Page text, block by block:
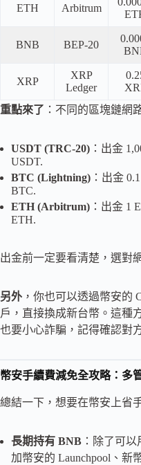
ETH Arbitrum
BNB BEP-20
XRP
XRP
Ledger
重點來了 ：不同的區塊鏈網
USDT (TRC-20) ：出金
USDT.
BTC (Lightning) ：出金
BTC.
ETH (Arbitrum) ：出金 1
ETH.
出金前一定要看清楚，選對
另外 ，你也可以透過幣安的
戶，直接換成新台幣。這種
也要小心詐騙，記得確認對
幣安手續費減免全攻略：多
總結一下，想要在幣安上省
長期持有 BNB ：除了可
加幣安的 Launchpool、新